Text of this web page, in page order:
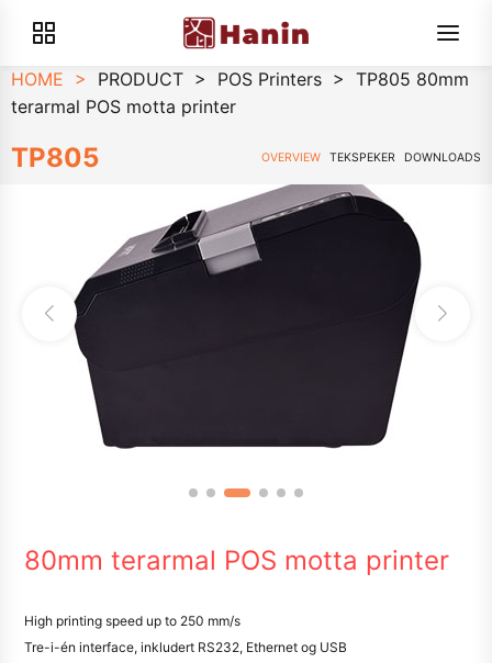
HOME > PRODUCT > POS Printers > TP805 80mm
terarmal POS motta printer
TP805 OVERVIEW TEKSPEKER DOWNLOADS
80mm terarmal POS motta printer
High printing speed up to 250 mm/s
Tre-i-én interface, inkludert RS232, Ethernet og USB